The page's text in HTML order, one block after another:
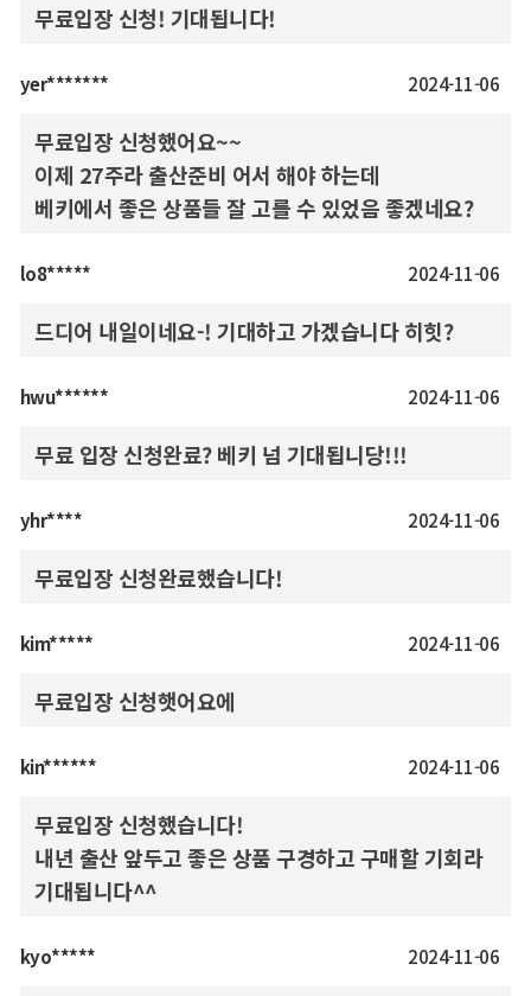
무료입장 신청! 기대됩니다!
yer******* 2024-11-06
무료입장 신청했어요~~
이제 27주라 출산준비 어서 해야 하는데
베키에서 좋은 상품들 잘 고를 수 있었음 좋겠네요?
lo8***** 2024-11-06
드디어 내일이네요-! 기대하고 가겠습니다 히힛?
hwu****** 2024-11-06
무료 입장 신청완료? 베키 넘 기대됩니당!!!
yhr**** 2024-11-06
무료입장 신청완료했습니다!
kim***** 2024-11-06
무료입장 신청햇어요에
kin****** 2024-11-06
무료입장 신청했습니다!
내년 출산 앞두고 좋은 상품 구경하고 구매할 기회라
기대됩니다^^
kyo***** 2024-11-06